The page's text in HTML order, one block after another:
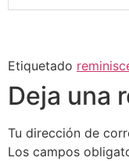
Etiquetado
Deja una
Tu dirección de
Los campos